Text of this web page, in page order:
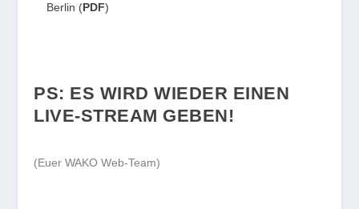
Berlin (PDF)
PS: ES WIRD WIEDER EINEN
LIVE-STREAM GEBEN!
(Euer WAKO Web-Team)